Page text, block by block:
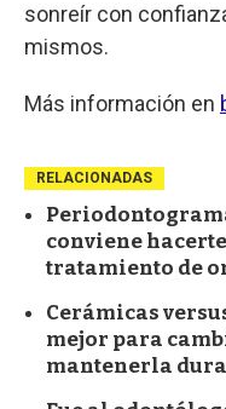
sonreír con
mismos.
Más información en
RELACIONADAS
conviene
tratamiento de
Cerámicas
mejor para
mantenerla